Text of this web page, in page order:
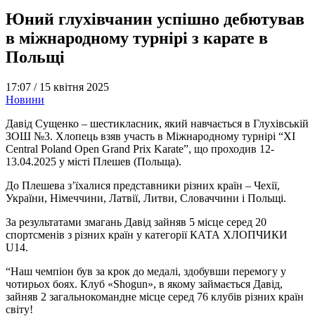
Юний глухівчанин успішно дебютував
в міжнародному турнірі з карате в
Польщі
17:07 / 15 квітня 2025
Новини
Давід Сущенко – шестикласник, який навчається в Глухівській
ЗОШ №3. Хлопець взяв участь в Міжнародному турнірі “ХІ
Central Poland Open Grand Prix Karate”, що проходив 12-
13.04.2025 у місті Плешев (Польща).
До Плешева з’їхалися представники різних країн – Чехії,
України, Німеччини, Латвії, Литви, Словаччини і Польщі.
За результатами змагань Давід зайняв 5 місце серед 20
спортсменів з різних країн у категорії КАТА ХЛОПЧИКИ
U14.
“Наш чемпіон був за крок до медалі, здобувши перемогу у
чотирьох боях. Клуб «Shogun», в якому займається Давід,
зайняв 2 загальнокомандне місце серед 76 клубів різних країн
світу!